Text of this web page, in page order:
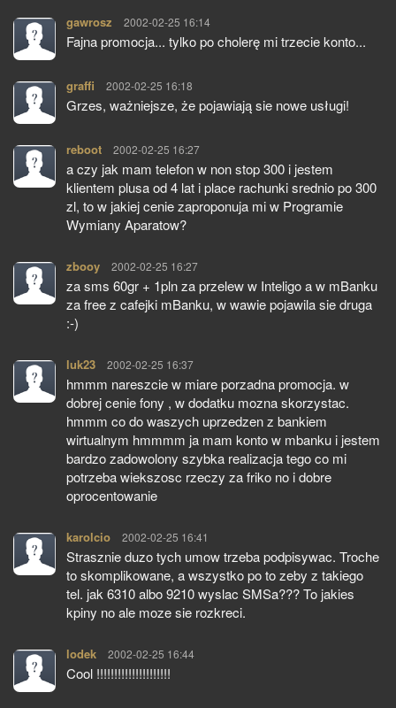
gawrosz pisze:
2002-02-25 16:14
Fajna promocja... tylko po cholerę mi trzecie konto...
graffi pisze:
2002-02-25 16:18
Grzes, ważniejsze, że pojawiają sie nowe usługi!
reboot pisze:
2002-02-25 16:27
a czy jak mam telefon w non stop 300 i jestem
klientem plusa od 4 lat i place rachunki srednio po 300
zl, to w jakiej cenie zaproponuja mi w Programie
Wymiany Aparatow?
zbooy pisze:
2002-02-25 16:27
za sms 60gr + 1pln za przelew w Inteligo a w mBanku
za free z cafejki mBanku, w wawie pojawila sie druga
:-)
luk23 pisze:
2002-02-25 16:37
hmmm nareszcie w miare porzadna promocja. w
dobrej cenie fony , w dodatku mozna skorzystac.
hmmm co do waszych uprzedzen z bankiem
wirtualnym hmmmm ja mam konto w mbanku i jestem
bardzo zadowolony szybka realizacja tego co mi
potrzeba wiekszosc rzeczy za friko no i dobre
oprocentowanie
karolcio pisze:
2002-02-25 16:41
Strasznie duzo tych umow trzeba podpisywac. Troche
to skomplikowane, a wszystko po to zeby z takiego
tel. jak 6310 albo 9210 wyslac SMSa??? To jakies
kpiny no ale moze sie rozkreci.
lodek pisze:
2002-02-25 16:44
Cool !!!!!!!!!!!!!!!!!!!!!